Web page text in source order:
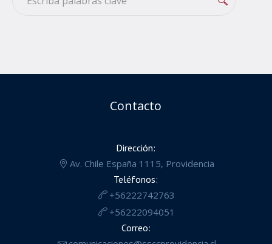
Contacto
Dirección:
Av. Chile España 1115, Providencia
Teléfonos:
+56222742763
+56222094051
Correo: